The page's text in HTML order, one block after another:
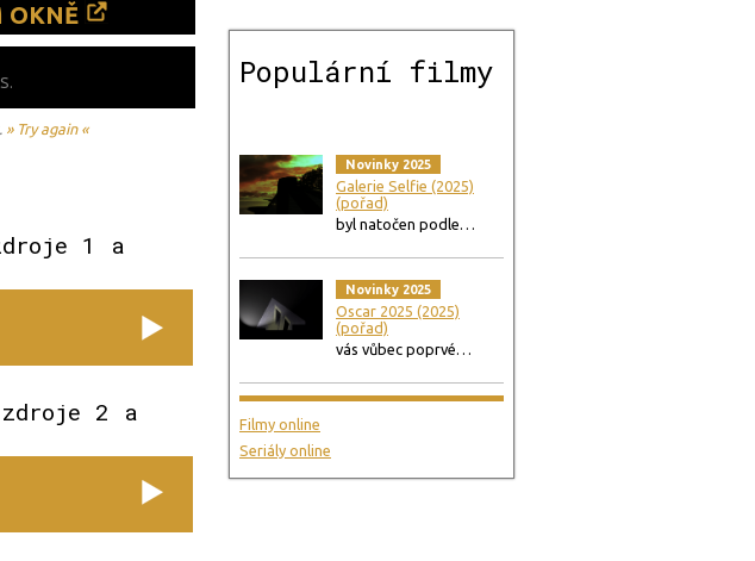
OKNĚ
» Try again «
1 a
2 a
Populární filmy
Novinky 2025
Galerie Selfie (2025)
(pořad)
byl natočen podle…
Novinky 2025
Oscar 2025 (2025)
(pořad)
vás vůbec poprvé…
Filmy online
Seriály online